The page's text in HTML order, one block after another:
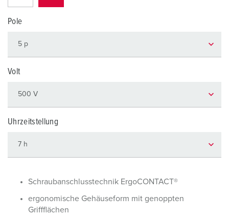
Pole
Volt
Uhrzeitstellung
Schraubanschlusstechnik ErgoCONTACT®
ergonomische Gehäuseform mit genoppten
Griffflächen